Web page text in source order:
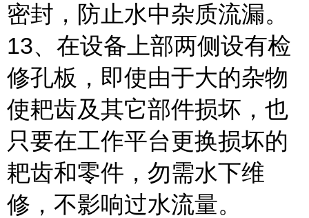
密封，防止水中杂质流漏。
13、在设备上部两侧设有检
修孔板，即使由于大的杂物
使耙齿及其它部件损坏，也
只要在工作平台更换损坏的
耙齿和零件，勿需水下维
修，不影响过水流量。